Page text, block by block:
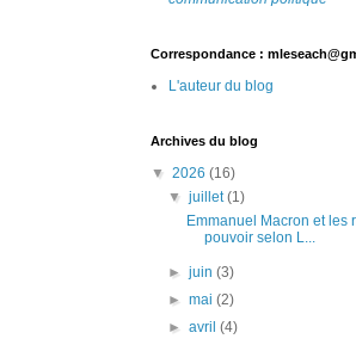
Correspondance :
L'auteur du blog
Archives du blog
▼ 2026 (16)
▼juillet(1)
Emmanuel Macron et les
pouvoir selon L...
►juin(3)
►mai(2)
►avril(4)